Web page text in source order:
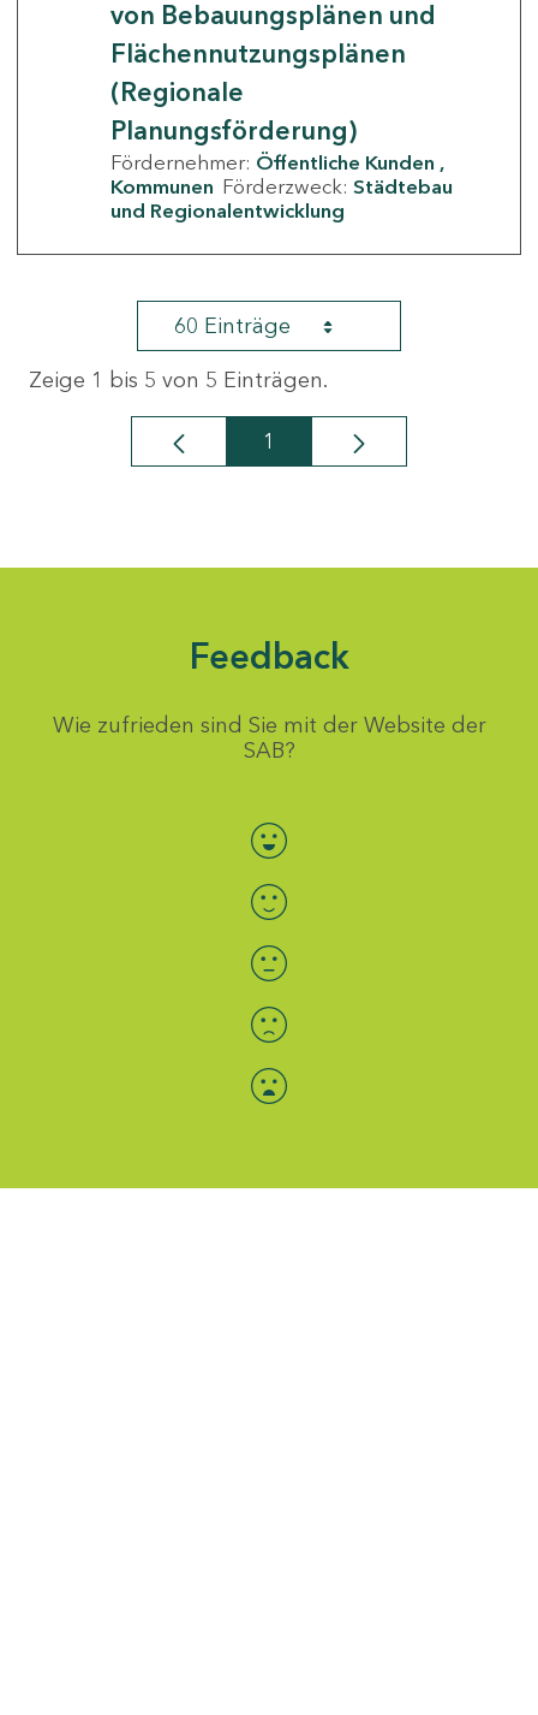
von Bebauungsplänen und
Flächennutzungsplänen
(Regionale
Planungsförderung)
Fördernehmer: Öffentliche Kunden
Kommunen Förderzweck: Städtebau
und Regionalentwicklung
60 Einträge
Zeige 1 bis 5 von 5 Einträgen.
Seite
1
Feedback
Wie zufrieden sind Sie mit der Website der
SAB?
Bewertung auswählen